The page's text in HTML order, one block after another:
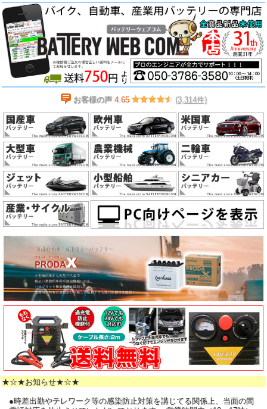
お客様の声 4.65 (3,314件)
★☆★お知らせ★☆★
●時差出勤やテレワーク等の感染防止対策を講じてる関係上、当面の間